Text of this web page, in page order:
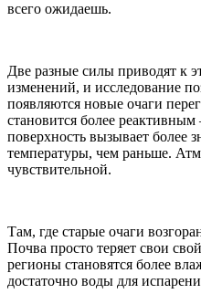
всего ожидаешь.
Две разные силы приводят к
изменений, и исследование
появляются новые очаги
становится более реактивным
поверхность вызывает более
температуры, чем раньше.
чувствительной.
Там, где старые очаги
Почва просто теряет свои
регионы становятся более
достаточно воды для